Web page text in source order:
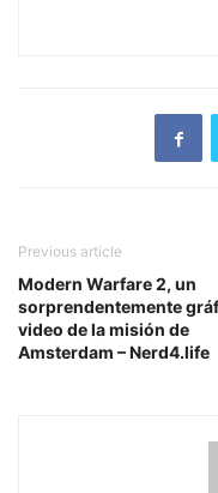
Previous article
Modern Warfare 2, un
sorprendentemente
video de la misión de
Amsterdam – Nerd4.life